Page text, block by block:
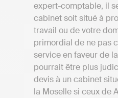
expert-comptable, il
cabinet soit situé à
travail ou de votre
primordial de ne pas
service en faveur de
pourrait être plus
devis à un cabinet
la Moselle si ceux de